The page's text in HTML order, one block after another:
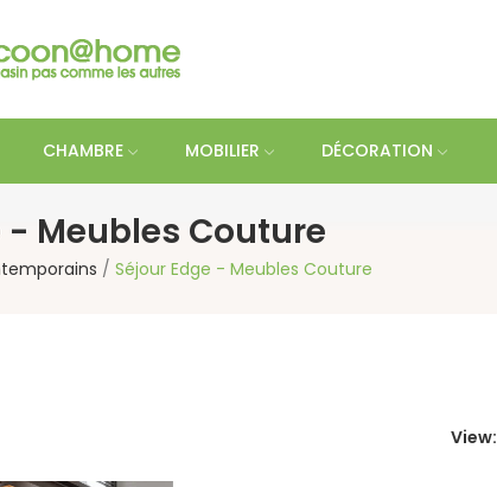
CHAMBRE MOBILIER DÉCORATION
- Meubles Couture
Séjour Edge - Meubles Couture
View: